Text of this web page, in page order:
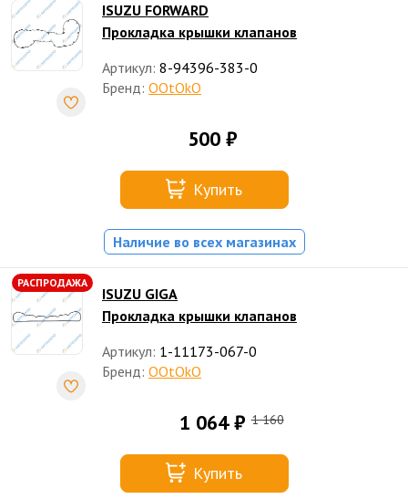
ISUZU FORWARD
Прокладка крышки клапанов
Артикул: 8-94396-383-0
Бренд: OOtOkO
500 ₽
Купить
Наличие во всех магазинах
РАСПРОДАЖА
ISUZU GIGA
Прокладка крышки клапанов
Артикул: 1-11173-067-0
Бренд: OOtOkO
1 064 ₽ 1 160
Купить